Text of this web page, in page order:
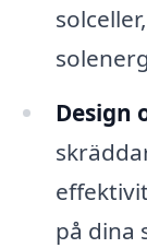
Design
på dina